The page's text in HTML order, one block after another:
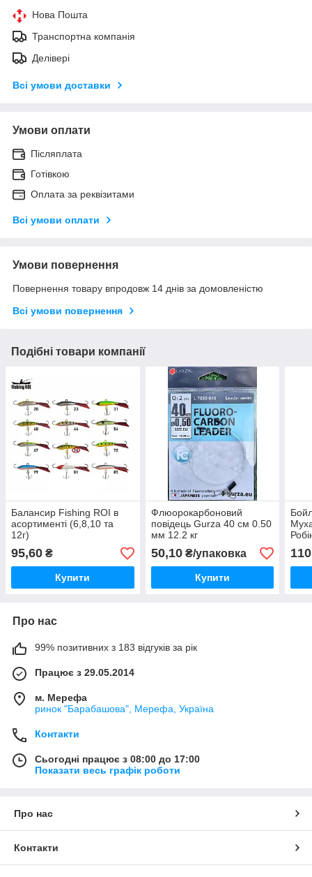
Нова Пошта
Транспортна компанія
Делівері
Всі умови доставки
Умови оплати
Післяплата
Готівкою
Оплата за реквізитами
Всі умови оплати
Умови повернення
Повернення товару впродовж 14 днів за домовленістю
Всі умови повернення
Подібні товари компанії
Балансир Fishing ROI в
асортименті (6,8,10 та
12г)
95,60 ₴
Купити
Флюорокарбоновий
повідець Gurza 40 см 0.50
мм 12.2 кг
50,10₴/упаковка
Купити
110
Про нас
99% позитивних з 183 відгуків за рік
Працює з 29.05.2014
м. Мерефа
ринок "Барабашова", Мерефа, Україна
Контакти
Сьогодні працює з 08:00 до 17:00
Показати весь графік роботи
Про нас
Контакти